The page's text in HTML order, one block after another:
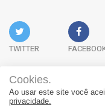
TWITTER
Acervo Digital
Cookies.
Ao usar este site você
privacidade.